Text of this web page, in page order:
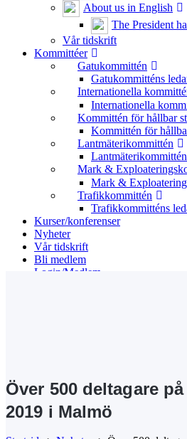
About us in English
The President
Vår tidskrift
Kommittéer
Gatukommittén
Gatukommitténs
Internationella
Internationella
Kommittén för hållbar
Kommittén för
Lantmäterikommittén
Mark &
Mark &
Trafikkommittén
Trafikkommitténs
Kurser/konferenser
Nyheter
Vår tidskrift
Bli medlem
Login/Medlem
Över 500 deltagare
2019 i Malmö